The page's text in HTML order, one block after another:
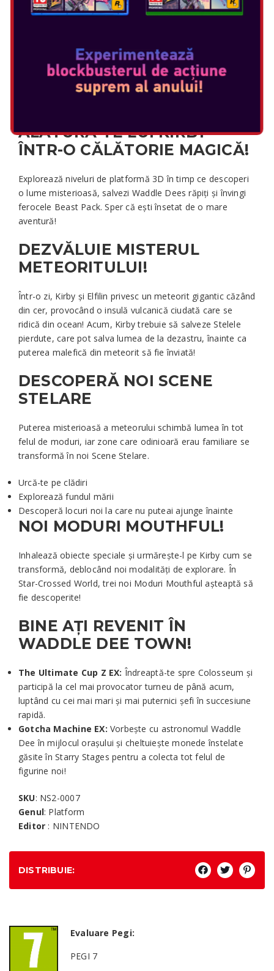
Nintendo Switch 2. Dacă cardul de joc este introdus într-o
exclusive pentru Nintendo Switch 2 Edition.
Dacă deții deja Kirby and the Forgotten Land pentru
Nintendo Switch, poți achiziționa pachetul de upgrade
ALĂTURĂ-TE LUI KIRBY
ÎNTR-O CĂLĂTORIE MAGICĂ!
Explorează niveluri de platformă 3D în timp ce descoperi
o lume misterioasă, salvezi Waddle Dees răpiți și învingi
ferocele Beast Pack. Sper că ești însetat de o mare
aventură!
DEZVĂLUIE MISTERUL
METEORITULUI!
Într-o zi, Kirby și Elfilin privesc un meteorit gigantic căzând
din cer, provocând o insulă vulcanică ciudată care se
ridică din ocean! Acum, Kirby trebuie să salveze Stelele
pierdute, care pot salva lumea de la dezastru, înainte ca
puterea malefică din meteorit să fie înviată!
DESCOPERĂ NOI SCENE
STELARE
Puterea misterioasă a meteorului schimbă lumea în tot
felul de moduri, iar zone care odinioară erau familiare se
transformă în noi Scene Stelare.
Urcă-te pe clădiri
Explorează fundul mării
Descoperă locuri noi la care nu puteai ajunge înainte
NOI MODURI MOUTHFUL!
Inhalează obiecte speciale și urmărește-l pe Kirby cum se
transformă, deblocând noi modalități de explorare. În
Star-Crossed World, trei noi Moduri Mouthful așteaptă să
fie descoperite!
BINE AȚI REVENIT ÎN
WADDLE DEE TOWN!
The Ultimate Cup Z EX: Îndreaptă-te spre Colosseum și
participă la cel mai provocator turneu de până acum,
luptând cu cei mai mari și mai puternici șefi în succesiune
rapidă.
Gotcha Machine EX: Vorbește cu astronomul Waddle
Dee în mijlocul orașului și cheltuiește monede înstelate
găsite în Starry Stages pentru a colecta tot felul de
figurine noi!
SKU: NS2-0007
Genul: Platform
Editor : NINTENDO
DISTRIBUIE:
Evaluare Pegi:
PEGI 7